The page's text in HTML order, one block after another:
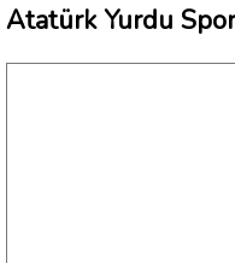
Atatürk Yurdu